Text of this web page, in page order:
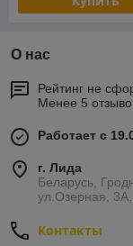
О нас
Рейтинг не
Менее 5
Работает с
г. Лида
Беларусь,
ул.Озерная,
Контакты